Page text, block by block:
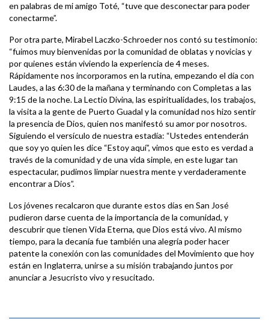
en palabras de mi amigo Toté, “tuve que desconectar para poder
conectarme”.
Por otra parte, Mirabel Laczko-Schroeder nos contó su testimonio:
“fuimos muy bienvenidas por la comunidad de oblatas y novicias y
por quienes están viviendo la experiencia de 4 meses.
Rápidamente nos incorporamos en la rutina, empezando el día con
Laudes, a las 6:30 de la mañana y terminando con Completas a las
9:15 de la noche. La Lectio Divina, las espiritualidades, los trabajos,
la visita a la gente de Puerto Guadal y la comunidad nos hizo sentir
la presencia de Dios, quien nos manifestó su amor por nosotros.
Siguiendo el versículo de nuestra estadía: “Ustedes entenderán
que soy yo quien les dice “Estoy aquí”, vimos que esto es verdad a
través de la comunidad y de una vida simple, en este lugar tan
espectacular, pudimos limpiar nuestra mente y verdaderamente
encontrar a Dios”.
Los jóvenes recalcaron que durante estos días en San José
pudieron darse cuenta de la importancia de la comunidad, y
descubrir que tienen Vida Eterna, que Dios está vivo. Al mismo
tiempo, para la decanía fue también una alegría poder hacer
patente la conexión con las comunidades del Movimiento que hoy
están en Inglaterra, unirse a su misión trabajando juntos por
anunciar a Jesucristo vivo y resucitado.